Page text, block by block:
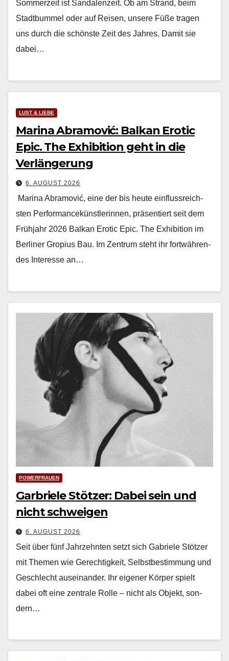
Som­merzeit ist San­dalen­zeit. Ob am Strand, beim
Stadt­bum­mel oder auf Reisen, unsere Füße tra­gen
uns durch die schön­ste Zeit des Jahres. Damit sie
dabei…
LUST & LIEBE
Marina Abramović: Balkan Erotic
Epic. The Exhibition geht in die
Verlängerung
6. AUGUST 2026
Mari­na Abramović, eine der bis heute ein­flussre­ich­
sten Per­for­mancekün­st­lerin­nen, präsen­tiert seit dem
Früh­jahr 2026 Balkan Erot­ic Epic. The Exhi­bi­tion im
Berlin­er Gropius Bau. Im Zen­trum ste­ht ihr fortwähren­
des Inter­esse an…
POWERFRAUEN
Garbriele Stötzer: Dabei sein und
nicht schweigen
6. AUGUST 2026
Seit über fünf Jahrzehn­ten set­zt sich Gabriele Stötzer
mit The­men wie Gerechtigkeit, Selb­st­bes­tim­mung und
Geschlecht auseinan­der. Ihr eigen­er Kör­p­er spielt
dabei oft eine zen­trale Rolle – nicht als Objekt, son­
dern…